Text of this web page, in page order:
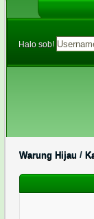
Halo sob!
Warung Hijau /